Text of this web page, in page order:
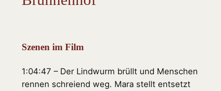
Szenen im Film
1:04:47 – Der Lindwurm brüllt und Menschen
rennen schreiend weg. Mara stellt entsetzt